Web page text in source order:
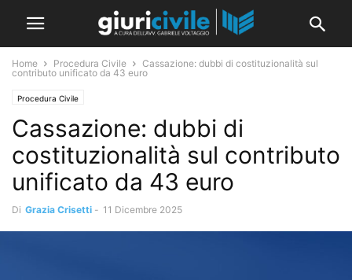
Home Procedura Civile
Cassazione: dubbi di costituzionalità sul
contributo unificato da 43 euro
Procedura Civile
Cassazione: dubbi di
costituzionalità sul contributo
unificato da 43 euro
Di Grazia Crisetti - 11 Dicembre 2025